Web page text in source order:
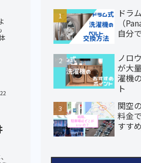
ドラ
（
自分
ノロ
が大
濯機
ト
関空
料金
すす